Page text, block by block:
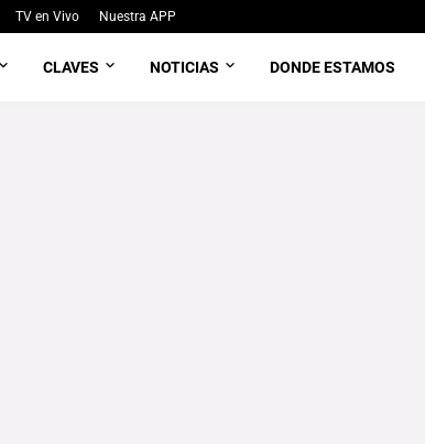
TV en Vivo Nuestra APP
CLAVES NOTICIAS DONDE ESTAMOS